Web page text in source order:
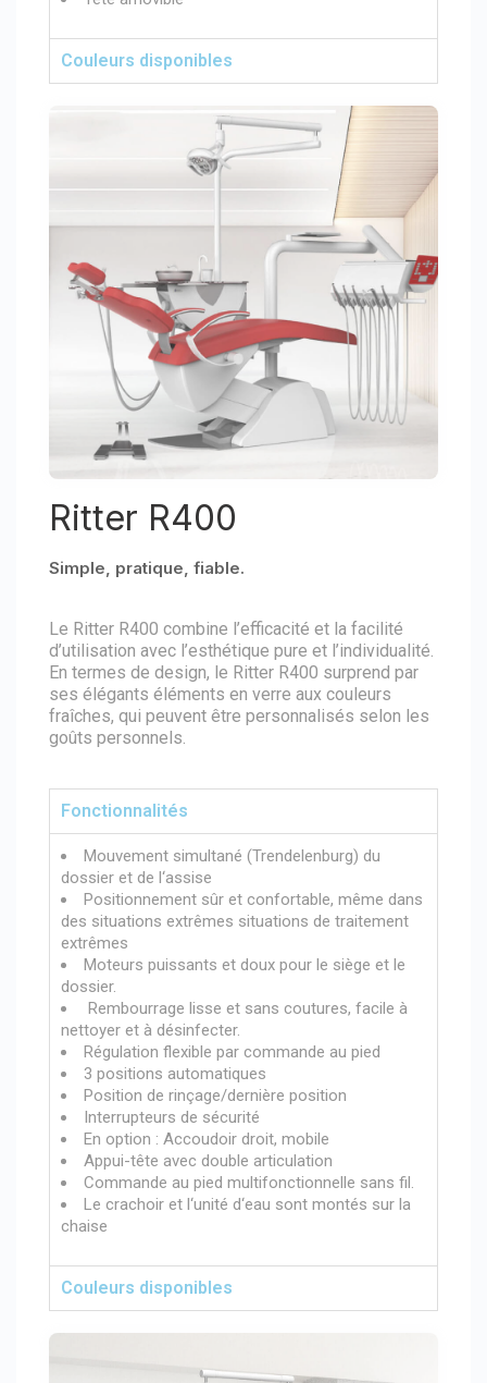
Couleurs disponibles
Ritter R400
Simple, pratique, fiable.
Le Ritter R400 combine l’efficacité et la facilité
d’utilisation avec l’esthétique pure et l’individualité.
En termes de design, le Ritter R400 surprend par
ses élégants éléments en verre aux couleurs
fraîches, qui peuvent être personnalisés selon les
goûts personnels.
Fonctionnalités
Mouvement simultané (Trendelenburg) du
dossier et de l‘assise
Positionnement sûr et confortable, même dans
des situations extrêmes situations de traitement
extrêmes
Moteurs puissants et doux pour le siège et le
dossier.
Rembourrage lisse et sans coutures, facile à
nettoyer et à désinfecter.
Régulation flexible par commande au pied
3 positions automatiques
Position de rinçage/dernière position
Interrupteurs de sécurité
En option : Accoudoir droit, mobile
Appui-tête avec double articulation
Commande au pied multifonctionnelle sans fil.
Le crachoir et l‘unité d‘eau sont montés sur la
chaise
Couleurs disponibles